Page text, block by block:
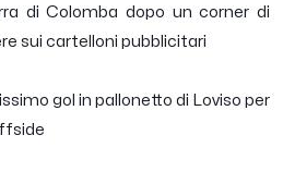
di Colomba dopo un corner di
sui cartelloni pubblicitari
gol in pallonetto di Loviso per